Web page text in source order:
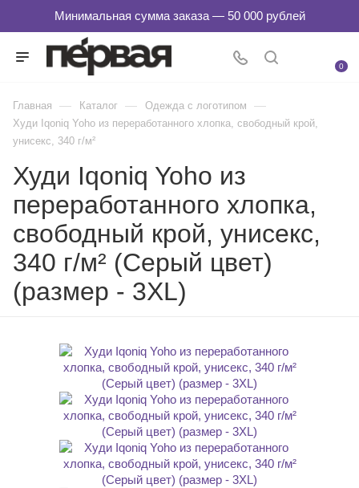
0
Главная — Каталог — Одежда с логотипом —
Худи Iqoniq Yoho из переработанного хлопка, свободный крой,
унисекс, 340 г/м²
Худи Iqoniq Yoho из
переработанного хлопка,
свободный крой, унисекс,
340 г/м² (Серый цвет)
(размер - 3XL)